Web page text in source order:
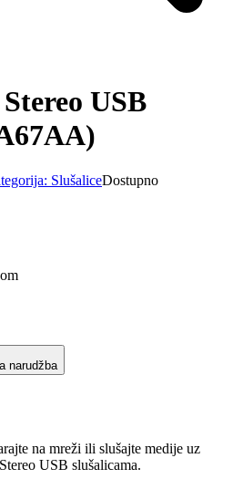
USB
SlušaliceDostupno
narudžba
na mreži ili slušajte medije uz
USB slušalicama.